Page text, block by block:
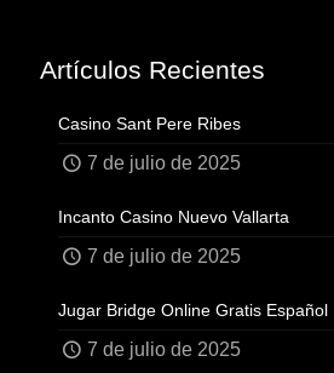
Artículos Recientes
Casino Sant Pere Ribes
7 de julio de 2025
Incanto Casino Nuevo Vallarta
7 de julio de 2025
Jugar Bridge Online Gratis Español
7 de julio de 2025